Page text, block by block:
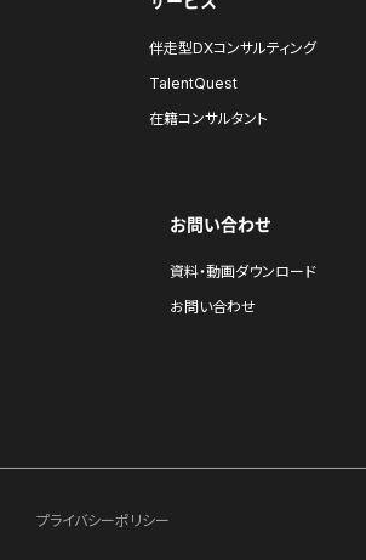
伴走型DXコンサルティング
TalentQuest
在籍コンサルタント
お問い合わせ
資料・動画ダウンロード
お問い合わせ
プライバシーポリシー